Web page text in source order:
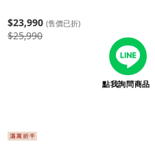
$23,990 (售價已折)
$25,990
點我詢問商品